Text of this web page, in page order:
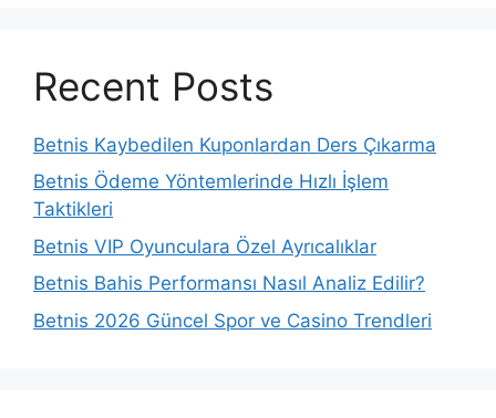
Recent Posts
Betnis Kaybedilen Kuponlardan Ders Çıkarma
Betnis Ödeme Yöntemlerinde Hızlı İşlem
Taktikleri
Betnis VIP Oyunculara Özel Ayrıcalıklar
Betnis Bahis Performansı Nasıl Analiz Edilir?
Betnis 2026 Güncel Spor ve Casino Trendleri